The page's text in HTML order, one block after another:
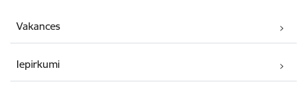
Vakances
Iepirkumi